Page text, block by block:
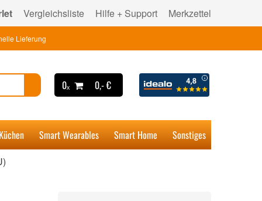
Vergleichsliste Hilfe + Support Merkzettel
Lieferung
0ₓ 0,- €
Smart Wearables Smart Home Sonstiges